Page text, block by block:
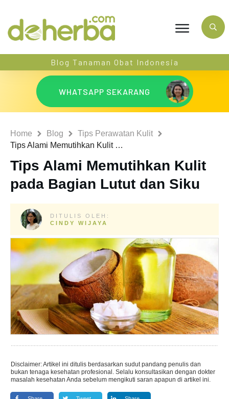
Blog Tanaman Obat Indonesia
WHATSAPP SEKARANG
Home Blog
Tips Perawatan Kulit
Tips Alami Memutihkan Kulit pada Bagian Lutut dan Siku
Tips Alami Memutihkan Kulit
pada Bagian Lutut dan Siku
DITULIS OLEH:
CINDY WIJAYA
Disclaimer: Artikel ini ditulis berdasarkan sudut pandang penulis dan
bukan tenaga kesehatan profesional. Selalu konsultasikan dengan dokter
masalah kesehatan Anda sebelum mengikuti saran apapun di artikel ini.